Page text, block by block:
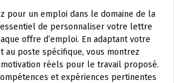
pour un emploi dans le domaine de la
de personnaliser votre lettre
offre d’emploi. En adaptant votre
au poste spécifique, vous montrez
réels pour le travail proposé.
et expériences pertinentes